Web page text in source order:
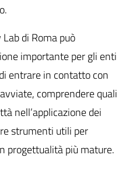
di Roma può
importante per gli enti
entrare in contatto con
comprendere quali
nell’applicazione dei
strumenti utili per
progettualità più mature.